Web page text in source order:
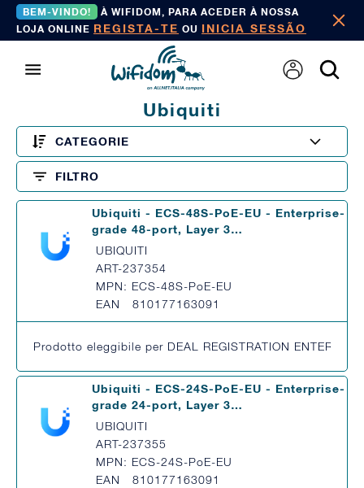
BEM-VINDO!
À WIFIDOM, PARA ACEDER À NOSSA
LOJA ONLINE REGISTA-TE OU INICIA SESSÃO
Ubiquiti
CATEGORIE
FILTRO
Ubiquiti - ECS-48S-PoE-EU - Enterprise-
grade 48-port, Layer 3…
UBIQUITI
ART-237354
MPN: ECS-48S-PoE-EU
EAN 810177163091
Prodotto eleggibile per DEAL REGISTRATION
Ubiquiti - ECS-24S-PoE-EU - Enterprise-
grade 24-port, Layer 3…
UBIQUITI
ART-237355
MPN: ECS-24S-PoE-EU
EAN 810177163091